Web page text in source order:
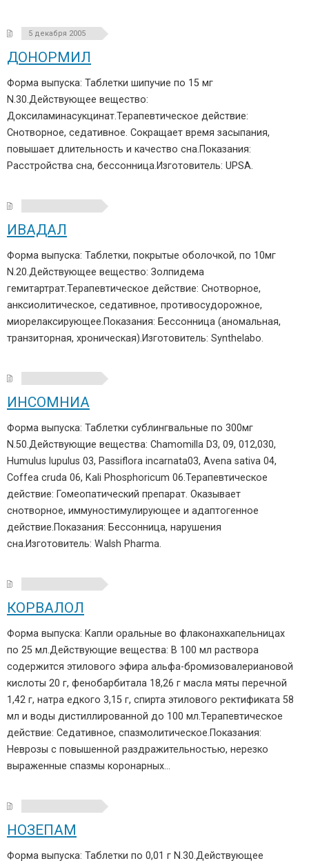
5 декабря 2005
ДОНОРМИЛ
Форма выпуска: Таблетки шипучие по 15 мг
N.30.Действующее вещество:
Доксиламинасукцинат.Терапевтическое действие:
Снотворное, седативное. Сокращает время засыпания,
повышает длительность и качество сна.Показания:
Расстройства сна, бессонница.Изготовитель: UPSA.
ИВАДАЛ
Форма выпуска: Таблетки, покрытые оболочкой, по 10мг
N.20.Действующее вещество: Золпидема
гемитартрат.Терапевтическое действие: Снотворное,
анксиолитическое, седативное, противосудорожное,
миорелаксирующее.Показания: Бессонница (аномальная,
транзиторная, хроническая).Изготовитель: Synthelabo.
ИНСОМНИА
Форма выпуска: Таблетки сублингвальные по 300мг
N.50.Действующие вещества: Chamomilla D3, 09, 012,030,
Humulus lupulus 03, Passiflora incarnata03, Avena sativa 04,
Coffea cruda 06, Kali Phosphoricum 06.Терапевтическое
действие: Гомеопатический препарат. Оказывает
снотворное, иммуностимулирующее и адаптогенное
действие.Показания: Бессонница, нарушения
сна.Изготовитель: Walsh Pharma.
КОРВАЛОЛ
Форма выпуска: Капли оральные во флаконахкапельницах
по 25 мл.Действующие вещества: В 100 мл раствора
содержится этилового эфира альфа-бромизовалериановой
кислоты 20 г, фенобарбитала 18,26 г масла мяты перечной
1,42 г, натра едкого 3,15 г, спирта этилового ректификата 58
мл и воды дистиллированной до 100 мл.Терапевтическое
действие: Седативное, спазмолитическое.Показания:
Неврозы с повышенной раздражительностью, нерезко
выраженные спазмы коронарных…
НОЗЕПАМ
Форма выпуска: Таблетки по 0,01 г N.30.Действующее